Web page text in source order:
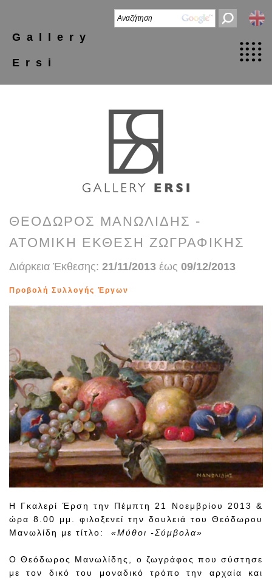
Gallery
Ersi
ΘΕΟΔΩΡΟΣ ΜΑΝΩΛΙΔΗΣ -
ΑΤΟΜΙΚΗ ΕΚΘΕΣΗ ΖΩΓΡΑΦΙΚΗΣ
Διάρκεια Έκθεσης: 21/11/2013 έως 09/12/2013
Προβολή Συλλογής Έργων
Η Γκαλερί Έρση την Πέμπτη 21 Νοεμβρίου 2013 &
ώρα 8.00 μμ. φιλοξενεί την δουλειά του Θεόδωρου
Μανωλίδη με τίτλο:
«Μύθοι -Σύμβολα»
Ο Θεόδωρος Μανωλίδης, ο ζωγράφος που σύστησε
με τον δικό του μοναδικό τρόπο την αρχαία και